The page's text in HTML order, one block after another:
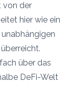
von der
hier wie ein
über das
DeFi-Welt